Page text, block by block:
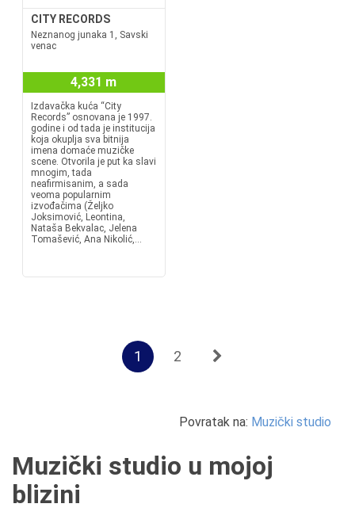
CITY RECORDS
Neznanog junaka 1, Savski
venac
4,331 m
Izdavačka kuća “City
Records” osnovana je 1997.
godine i od tada je institucija
koja okuplja sva bitnija
imena domaće muzičke
scene. Otvorila je put ka slavi
mnogim, tada
neafirmisanim, a sada
veoma popularnim
izvođačima (Željko
Joksimović, Leontina,
Nataša Bekvalac, Jelena
Tomašević, Ana Nikolić,...
1 2
Povratak na: Muzički studio
Muzički studio u mojoj
blizini